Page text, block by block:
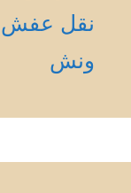
نقل عفش
ونش